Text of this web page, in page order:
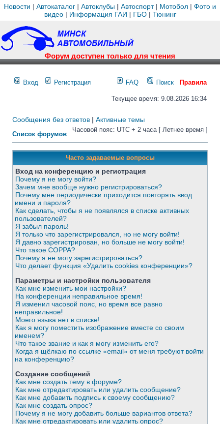
Новости | Автокаталог | Автоклубы | Автоспорт| Мотобол | Фото и
видео| Информация ГАИ | ГБО| Тюнинг
Форум доступен только для чтения
Вход Регистрация FAQ Поиск Правила
Текущее время: 9.08.2026 16:34
Сообщения без ответов | Активные темы
Список форумов
Часовой пояс: UTC + 2 часа [ Летнее время ]
Часто задаваемые вопросы
Вход на конференцию и регистрация
Почему я не могу войти?
Зачем мне вообще нужно регистрироваться?
Почему мне периодически приходится повторять ввод
имени и пароля?
Как сделать, чтобы я не появлялся в списке активных
пользователей?
Я забыл пароль!
Я только что зарегистрировался, но не могу войти!
Я давно зарегистрирован, но больше не могу войти!
Что такое COPPA?
Почему я не могу зарегистрироваться?
Что делает функция «Удалить cookies конференции»?
Параметры и настройки пользователя
Как мне изменить мои настройки?
На конференции неправильное время!
Я изменил часовой пояс, но время все равно
неправильное!
Моего языка нет в списке!
Как я могу поместить изображение вместе со своим
именем?
Что такое звание и как я могу изменить его?
Когда я щёлкаю по ссылке «email» от меня требуют войти
на конференцию?
Создание сообщений
Как мне создать тему в форуме?
Как мне отредактировать или удалить сообщение?
Как мне добавить подпись к своему сообщению?
Как мне создать опрос?
Почему я не могу добавить больше вариантов ответа?
Как мне отредактировать или удалить опрос?